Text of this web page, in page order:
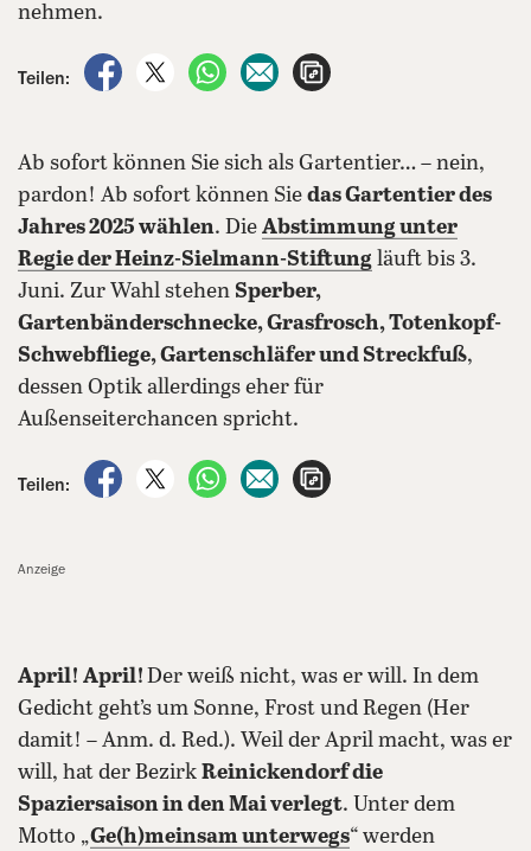
nehmen.
Teilen:
auf Facebook teilen
auf X teilenper WhatsApp teilen
per E-Mail teilen
Ab sofort können Sie sich als Gartentier… – nein,
pardon! Ab sofort können Sie das Gartentier des
Jahres 2025 wählen. Die Abstimmung unter
Regie der Heinz-Sielmann-Stiftung läuft bis 3.
Juni. Zur Wahl stehen Sperber,
Gartenbänderschnecke, Grasfrosch, Totenkopf-
Schwebfliege, Gartenschläfer und Streckfuß,
dessen Optik allerdings eher für
Außenseiterchancen spricht.
Teilen:
auf Facebook teilen
auf X teilenper WhatsApp teilen
per E-Mail teilen
Anzeige
April! April! Der weiß nicht, was er will. In dem
Gedicht geht’s um Sonne, Frost und Regen (Her
damit! – Anm. d. Red.). Weil der April macht, was er
will, hat der Bezirk Reinickendorf die
Spaziersaison in den Mai verlegt. Unter dem
Motto „Ge(h)meinsam unterwegs“ werden